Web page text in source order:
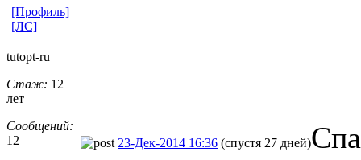
[Профиль]
[ЛС]
tutopt-ru
Стаж: 12
лет
Сообщений:
12
23-Дек-2014 16:36 (спустя 27 дней)